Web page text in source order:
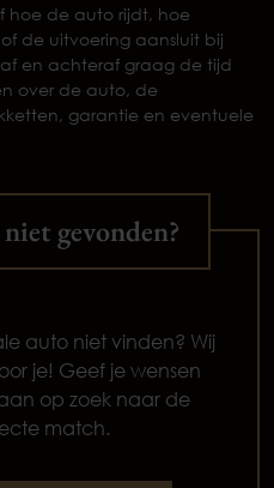
hoe de auto rijdt, hoe
de uitvoering aansluit bij
en achteraf graag de tijd
over de auto, de
garantie en eventuele
gevonden?
auto niet vinden? Wij
je! Geef je wensen
op zoek naar de
match.